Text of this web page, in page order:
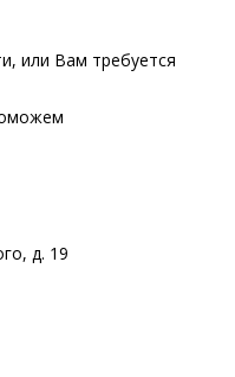
или Вам требуется
д. 19